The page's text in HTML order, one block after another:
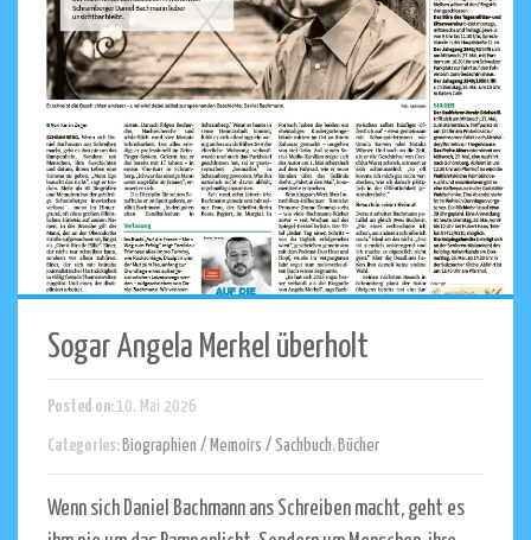
Sogar Angela Merkel überholt
Posted on: 10. Mai 2026
Categories: Biographien / Memoirs / Sachbuch, Bücher
Wenn sich Daniel Bachmann ans Schreiben macht, geht es